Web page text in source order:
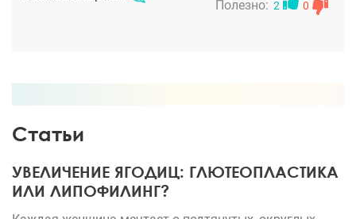
на славу постарался за что ему спасибо.
Полезно: 2 0
Статьи
УВЕЛИЧЕНИЕ ЯГОДИЦ: ГЛЮТЕОПЛАСТИКА
ИЛИ ЛИПОФИЛИНГ?